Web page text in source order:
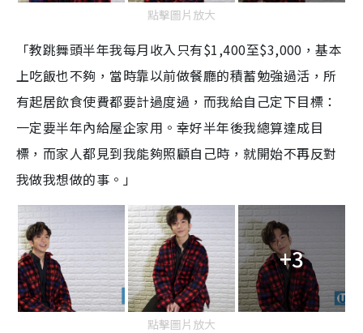
點擊圖片放大
「教跳舞頭半年我每月收入只有$1,400至$3,000，基本
上吃飯也不夠，當時靠以前做餐廳的積蓄勉強過活，所
有起居飲食使費都要計過度過，而我給自己定下目標：
一定要半年內給屋企家用。幸好半年後我總算達成目
標，而家人都見到我能夠照顧自己時，就開始不再反對
我做我想做的事。」
+3
點擊圖片放大